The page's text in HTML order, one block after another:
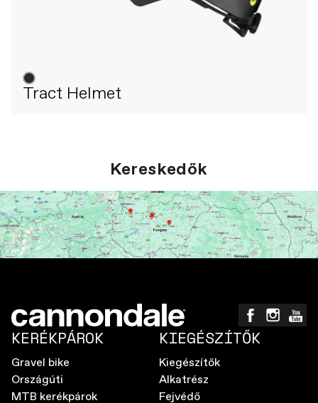
Tract Helmet
Kereskedők
KERÉKPÁROK
Gravel bike
Országúti
MTB kerékpárok
KIEGÉSZÍTŐK
Kiegészítők
Alkatrész
Fejvédő